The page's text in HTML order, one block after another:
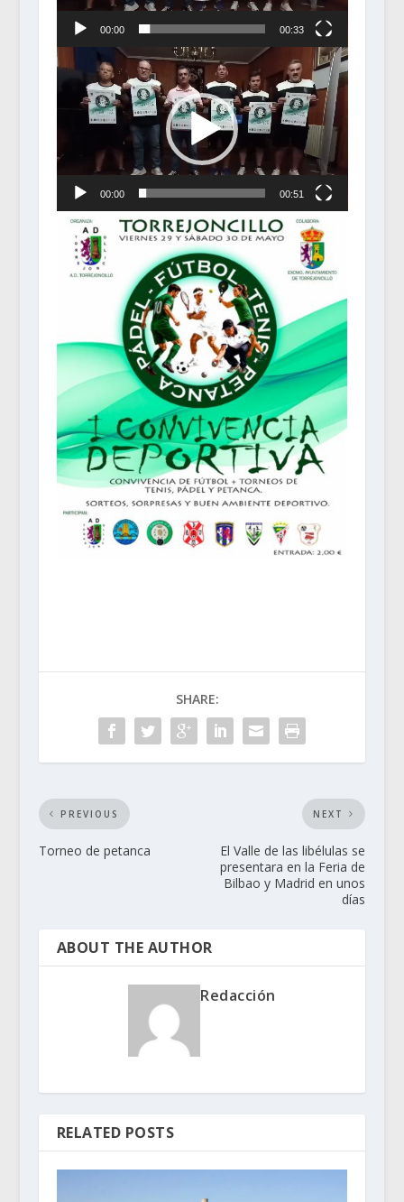
00:00 00:33
Reproductor
de
vídeo
00:00 00:51
SHARE:
PREVIOUS
Torneo de petanca
NEXT
El Valle de las libélulas se
presentara en la Feria de
Bilbao y Madrid en unos
días
ABOUT THE AUTHOR
Redacción
RELATED POSTS